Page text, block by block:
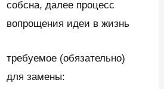
собсна, далее процесс
вопрощения идеи в жизнь
требуемое (обязательно)
для замены: